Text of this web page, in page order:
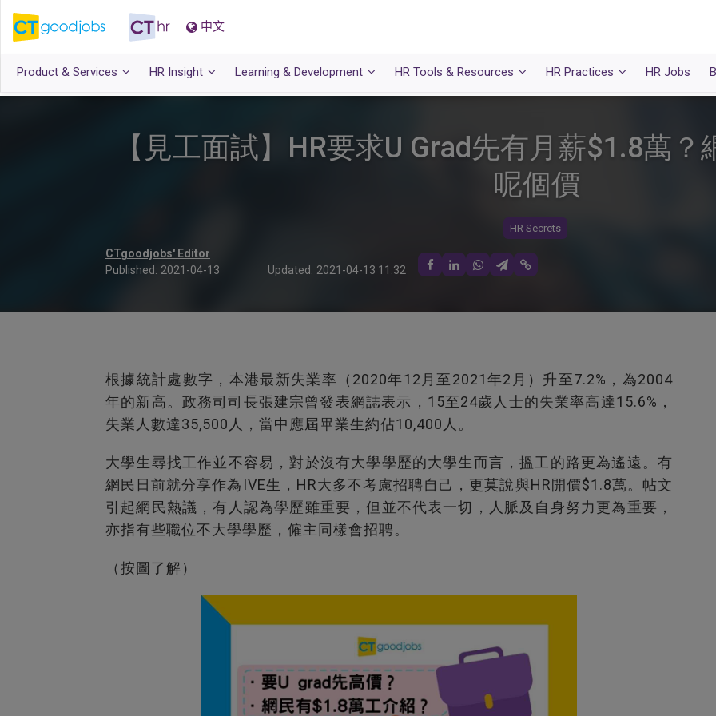
中文
Product & Services HR Insight Learning & Development HR Tools & Resources HR Practices HR Jobs
【見工面試】HR要求U Grad先有月薪$1.8萬
呢個價
HR Secrets
CTgoodjobs' Editor
Published: 2021-04-13 Updated: 2021-04-13 11:32
根據統計處數字，本港最新失業率（2020年12月至2021年2月）升至7.2%，為2004
年的新高。政務司司長張建宗曾發表網誌表示，15至24歲人士的失業率高達15.6%，
失業人數達35,500人，當中應屆畢業生約佔10,400人。
大學生尋找工作並不容易，對於沒有大學學歷的大學生而言，搵工的路更為遙遠。有
網民日前就分享作為IVE生，HR大多不考慮招聘自己，更莫說與HR開價$1.8萬。帖文
引起網民熱議，有人認為學歷雖重要，但並不代表一切，人脈及自身努力更為重要，
亦指有些職位不大學學歷，僱主同樣會招聘。
（按圖了解）